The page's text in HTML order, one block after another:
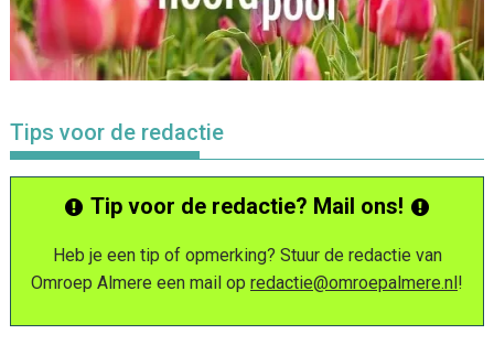
Tips voor de redactie
Tip voor de redactie? Mail ons!
Heb je een tip of opmerking? Stuur de redactie van
Omroep Almere een mail op redactie@omroepalmere.nl!